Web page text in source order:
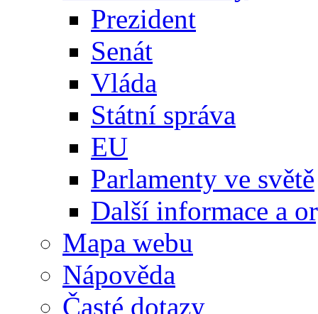
Prezident
Senát
Vláda
Státní správa
EU
Parlamenty ve světě
Další informace a
Mapa webu
Nápověda
Časté dotazy